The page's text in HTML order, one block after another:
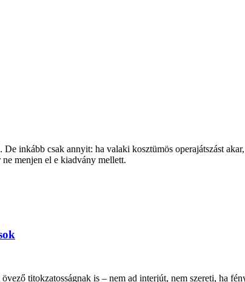
inkább csak annyit: ha valaki kosztümös operajátszást
menjen el e kiadvány mellett.
titokzatosságnak is – nem ad interjút, nem szereti, ha